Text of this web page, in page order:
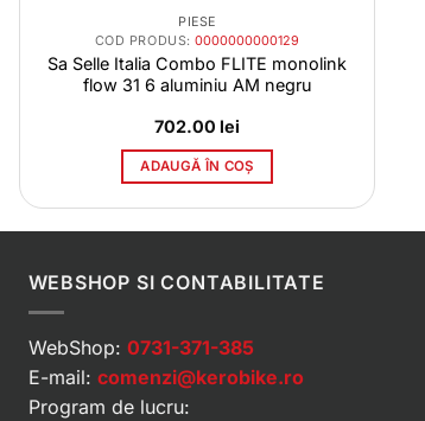
PIESE
COD PRODUS:0000000000129
Sa Selle Italia Combo FLITE monolink
flow 31 6 aluminiu AM negru
702.00 lei
ADAUGĂ ÎN COȘ
WEBSHOP SI CONTABILITATE
WebShop: 0731-371-385
E-mail: comenzi@kerobike.ro
Program de lucru: